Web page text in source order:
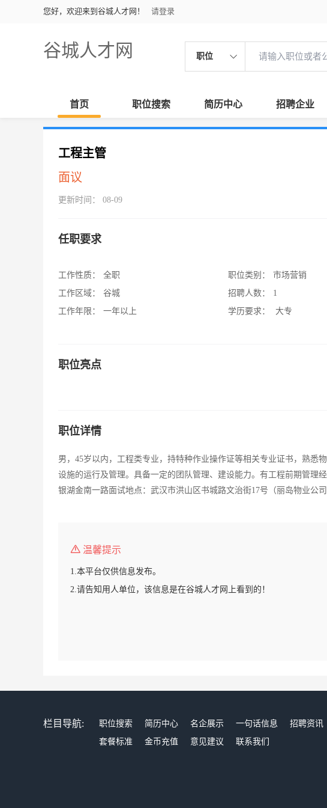
您好，欢迎来到谷城人才网！ 请登录
谷城人才网 职位
首页 职位搜索 简历中心 招聘企业
工程主管
面议
更新时间： 08-09
任职要求
工作性质：
全职
工作区域：
谷城
工作年限：
一年以上
职位类别：
市场营销
招聘人数：
1
学历要求：
大专
职位亮点
职位详情
男，45岁以内，工程类专业，持特种作业操作证等相关专业证书，熟悉
设施的运行及管理。具备一定的团队管理、建设能力。有工程前期管理
银湖金南一路面试地点：武汉市洪山区书城路文治街17号（丽岛物业公司
温馨提示
1.本平台仅供信息发布。
2.请告知用人单位，该信息是在谷城人才网上看到的！
栏目导航: 职位搜索 简历中心 名企展示 一句话信息 招聘资讯
套餐标准
金币充值 意见建议 联系我们